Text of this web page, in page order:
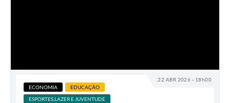
22 ABR 2026 - 18h00
ECONOMIA
EDUCAÇÃO
ESPORTES,LAZER E JUVENTUDE